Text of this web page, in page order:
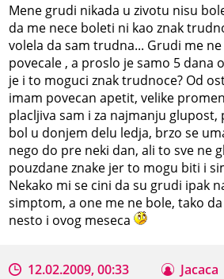
Mene grudi nikada u zivotu nisu
da me nece boleti ni kao znak
volela da sam trudna... Grudi me
povecale , a proslo je samo 5 dana
je i to moguci znak trudnoce? Od
imam povecan apetit, velike
placljiva sam i za najmanju glupost,
bol u donjem delu ledja, brzo se
nego do pre neki dan, ali to sve ne
pouzdane znake jer to mogu biti i
Nekako mi se cini da su grudi ipak
simptom, a one me ne bole, tako
nesto i ovog meseca
12.02.2009, 00:33 Jacaca